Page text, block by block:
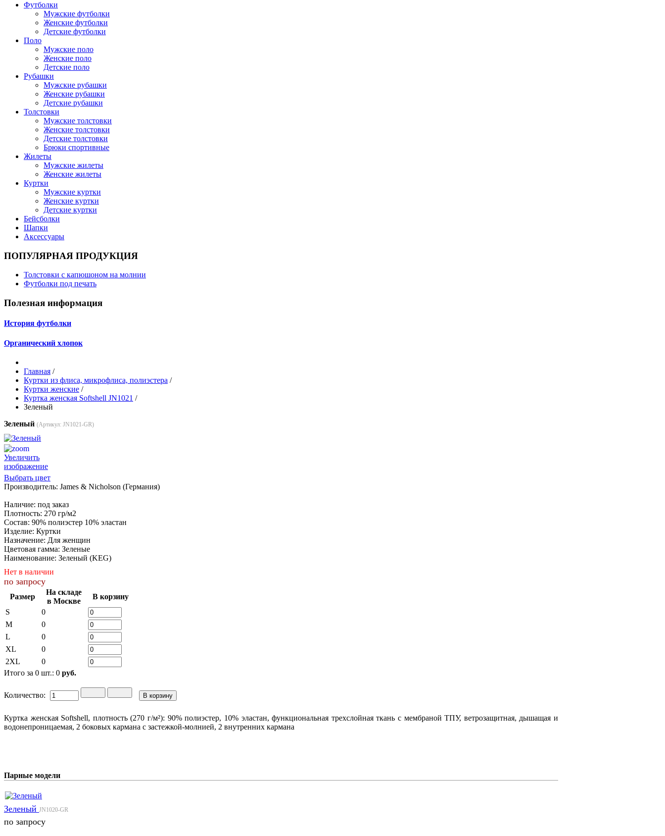
Футболки
Мужские футболки
Женские футболки
Детские футболки
Поло
Мужские поло
Женские поло
Детские поло
Рубашки
Мужские рубашки
Женские рубашки
Детские рубашки
Толстовки
Мужские толстовки
Женские толстовки
Детские толстовки
Брюки спортивные
Жилеты
Мужские жилеты
Женские жилеты
Куртки
Мужские куртки
Женские куртки
Детские куртки
Бейсболки
Шапки
Аксессуары
ПОПУЛЯРНАЯ ПРОДУКЦИЯ
Толстовки с капюшоном на молнии
Футболки под печать
Полезная информация
История футболки
Органический хлопок
Главная /
Куртки из флиса, микрофлиса, полиэстера /
Куртки женские /
Куртка женская Softshell JN1021 /
Зеленый
Зеленый (Артикул: JN1021-GR)
Увеличить
изображение
Выбрать цвет
Производитель: James & Nicholson (Германия)
Наличие: под заказ
Плотность: 270 гр/м2
Состав: 90% полиэстер 10% эластан
Изделие: Куртки
Назначение: Для женщин
Цветовая гамма: Зеленые
Наименование: Зеленый (KEG)
Нет в наличии
по запросу
Размер
На складе
в Москве
В корзину
S
0
M
0
L
0
XL
0
2XL
0
Итого за 0 шт.: 0 руб.
Количество:
Куртка женская Softshell, плотность (270 г/м²): 90% полиэстер, 10% эластан, функциональная трехслойная ткань с мембраной ТПУ, ветрозащитная, дышащая и
водонепроницаемая, 2 боковых кармана с застежкой-молнией, 2 внутренних кармана
Парные модели
Зеленый JN1020-GR
по запросу